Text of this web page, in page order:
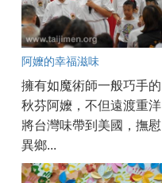
阿嬤的幸福滋味
擁有如魔術師一般巧手的
秋芬阿嬤，不但遠渡重洋
將台灣味帶到美國，撫慰
異鄉...